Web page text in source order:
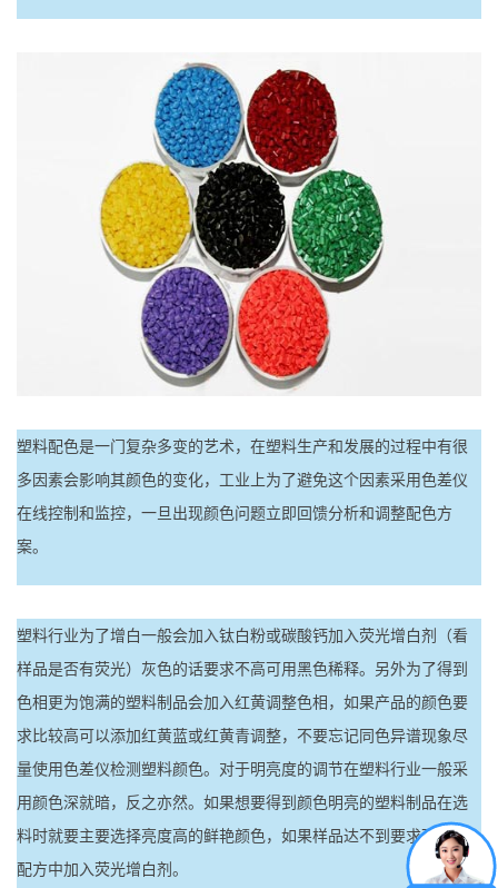
塑料配色是一门复杂多变的艺术，在塑料生产和发展的过程中有很
多因素会影响其颜色的变化，工业上为了避免这个因素采用色差仪
在线控制和监控，一旦出现颜色问题立即回馈分析和调整配色方
案。
塑料行业为了增白一般会加入钛白粉或碳酸钙加入荧光增白剂（看
样品是否有荧光）灰色的话要求不高可用黑色稀释。另外为了得到
色相更为饱满的塑料制品会加入红黄调整色相，如果产品的颜色要
求比较高可以添加红黄蓝或红黄青调整，不要忘记同色异谱现象尽
量使用色差仪检测塑料颜色。对于明亮度的调节在塑料行业一般采
用颜色深就暗，反之亦然。如果想要得到颜色明亮的塑料制品在选
料时就要主要选择亮度高的鲜艳颜色，如果样品达不到要求可以在
配方中加入荧光增白剂。